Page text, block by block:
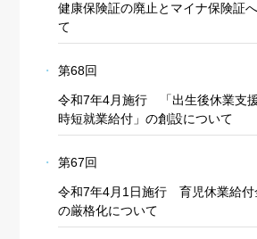
健康保険証の廃止とマイナ保険証
て
第68回
令和7年4月施行 「出生後休業支
時短就業給付」の創設について
第67回
令和7年4月1日施行 育児休業給付
の厳格化について